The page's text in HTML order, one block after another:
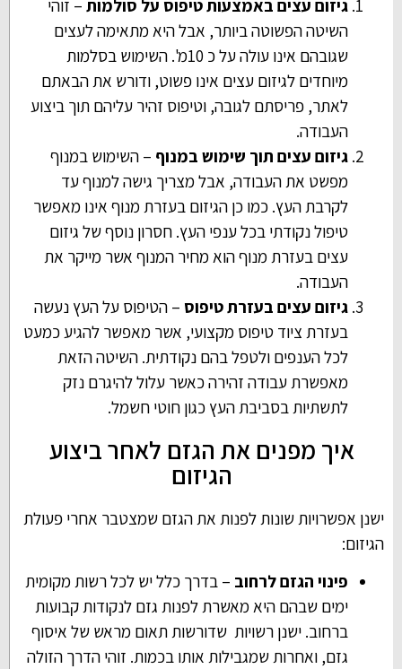
גיזום עצים באמצעות טיפוס על סולמות – זוהי
השיטה הפשוטה ביותר, אבל היא מתאימה לעצים
שגובהם אינו עולה על כ 10מ'. השימוש בסלמות
מיוחדים לגיזום עצים אינו פשוט, ודורש את הבאתם
לאתר, פריסתם לגובה, וטיפוס זהיר עליהם תוך ביצוע
העבודה.
גיזום עצים תוך שימוש במנוף – השימוש במנוף
מפשט את העבודה, אבל מצריך גישה למנוף עד
לקרבת העץ. כמו כן הגיזום בעזרת מנוף אינו מאפשר
טיפול נקודתי בכל ענפי העץ. חסרון נוסף של גיזום
עצים בעזרת מנוף הוא מחיר המנוף אשר מייקר את
העבודה.
גיזום עצים בעזרת טיפוס – הטיפוס על העץ נעשה
בעזרת ציוד טיפוס מקצועי, אשר מאפשר להגיע כמעט
לכל הענפים ולטפל בהם נקודתית. השיטה הזאת
מאפשרת עבודה זהירה כאשר עלול להיגרם נזק
לתשתיות בסביבת העץ כגון חוטי חשמל.
איך מפנים את הגזם לאחר ביצוע
הגיזום
ישנן אפשרויות שונות לפנות את הגזם שמצטבר אחרי פעולת
הגיזום:
פינוי הגזם לרחוב – בדרך כלל יש לכל רשות מקומית
ימים שבהם היא מאשרת לפנות גזם לנקודות קבועות
ברחוב. ישנן רשויות שדורשות תאום מראש של איסוף
גזם, ואחרות שמגבילות אותו בכמות. זוהי הדרך הזולה